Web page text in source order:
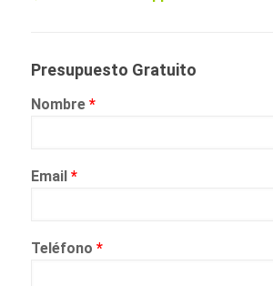
Presupuesto Gratuito
Nombre *
Email *
Teléfono *